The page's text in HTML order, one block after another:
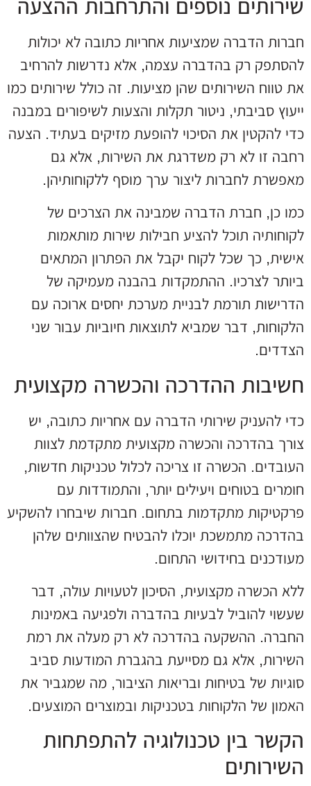
שירותים נוספים והתרחבות ההצעה
חברות הדברה שמציעות אחריות כתובה לא יכולות
להסתפק רק בהדברה עצמה, אלא נדרשות להרחיב
את טווח השירותים שהן מציעות. זה כולל שירותים כמו
ייעוץ סביבתי, ניטור תקלות והצעות לשיפורים במבנה
כדי להקטין את הסיכוי להופעת מזיקים בעתיד. הצעה
רחבה זו לא רק משדרגת את השירות, אלא גם
מאפשרת לחברות ליצור ערך מוסף ללקוחותיהן.
כמו כן, חברת הדברה שמבינה את הצרכים של
לקוחותיה תוכל להציע חבילות שירות מותאמות
אישית, כך שכל לקוח יקבל את הפתרון המתאים
ביותר לצרכיו. ההתמקדות בהבנה מעמיקה של
הדרישות תורמת לבניית מערכת יחסים ארוכה עם
הלקוחות, דבר שמביא לתוצאות חיוביות עבור שני
הצדדים.
חשיבות ההדרכה והכשרה מקצועית
כדי להעניק שירותי הדברה עם אחריות כתובה, יש
צורך בהדרכה והכשרה מקצועית מתקדמת לצוות
העובדים. הכשרה זו צריכה לכלול טכניקות חדשות,
חומרים בטוחים ויעילים יותר, והתמודדות עם
פרקטיקות מתקדמות בתחום. חברות שיבחרו להשקיע
בהדרכה מתמשכת יוכלו להבטיח שהצוותים שלהן
מעודכנים בחידושי התחום.
ללא הכשרה מקצועית, הסיכון לטעויות עולה, דבר
שעשוי להוביל לבעיות בהדברה ולפגיעה באמינות
החברה. ההשקעה בהדרכה לא רק מעלה את רמת
השירות, אלא גם מסייעת בהגברת המודעות סביב
סוגיות של בטיחות ובריאות הציבור, מה שמגביר את
האמון של הלקוחות בטכניקות ובמוצרים המוצעים.
הקשר בין טכנולוגיה להתפתחות
השירותים